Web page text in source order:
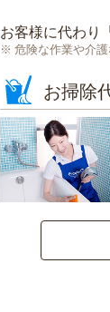
お客様に代わり「
危険な作業や介
お掃除